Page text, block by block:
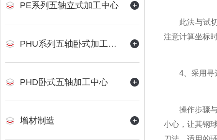
PE系列五轴立式加工中心
PHU系列五轴卧式加工中心
PHD卧式五轴加工中心
增材制造
此法与试切
注意计算坐标
4、采用寻边
操作步骤与
小心，让其钢